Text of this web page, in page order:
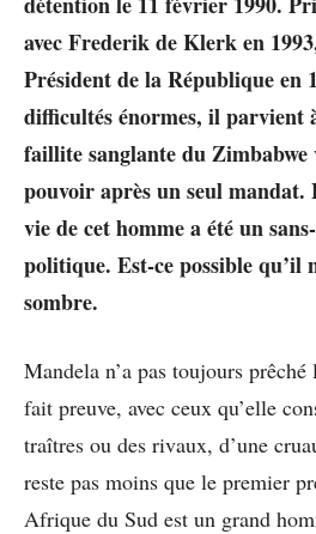
avec Frederik de Klerk en
Président de la République en
difficultés énormes, il parvient
faillite sanglante du
pouvoir après un seul
vie de cet homme a été un
politique. Est-ce possible qu’il
sombre.
Mandela n’a pas toujours
fait preuve, avec ceux qu’elle
traîtres ou des rivaux, d’une
reste pas moins que le premier
Afrique du Sud est un grand